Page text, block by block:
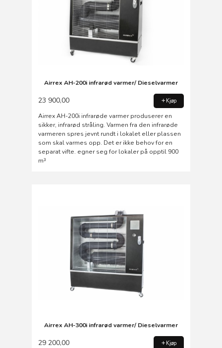
Airrex AH-200i infrarød varmer/ Dieselvarmer
23 900,00 Kjøp
Airrex AH-200i infrarøde varmer produserer en
sikker, infrarød stråling. Varmen fra den infrarøde
varmeren spres jevnt rundt i lokalet eller plassen
som skal varmes opp. Det er ikke behov for en
separat vifte. egner seg for lokaler på opptil 900
m³
Airrex AH-300i infrarød varmer/ Dieselvarmer
29 200,00 Kjøp